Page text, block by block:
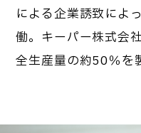
による企業誘致によ
働。キーパー株式会
全生産量の約50％を